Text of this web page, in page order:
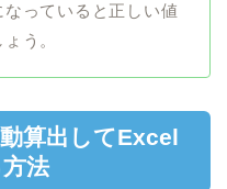
っていると正しい値
う。
算出してExcel
法